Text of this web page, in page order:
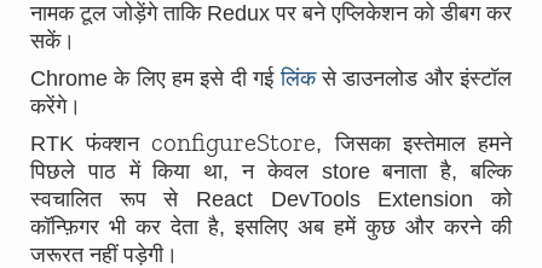
नामक टूल जोड़ेंगे ताकि Redux पर बने एप्लिकेशन को डीबग कर
सकें।
Chrome के लिए हम इसे दी गईलिंकसे डाउनलोड और इंस्टॉल
करेंगे।
RTK फंक्शन configureStore, जिसका इस्तेमाल हमने
पिछले पाठ में किया था, न केवल store बनाता है, बल्कि
स्वचालित रूप से React DevTools Extension को
कॉन्फ़िगर भी कर देता है, इसलिए अब हमें कुछ और करने की
जरूरत नहीं पड़ेगी।